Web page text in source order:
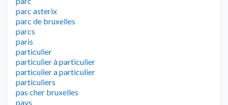
parc asterix
parc de bruxelles
parcs
paris
particulier
particulier à particulier
particulier a particulier
particuliers
pas cher bruxelles
pays